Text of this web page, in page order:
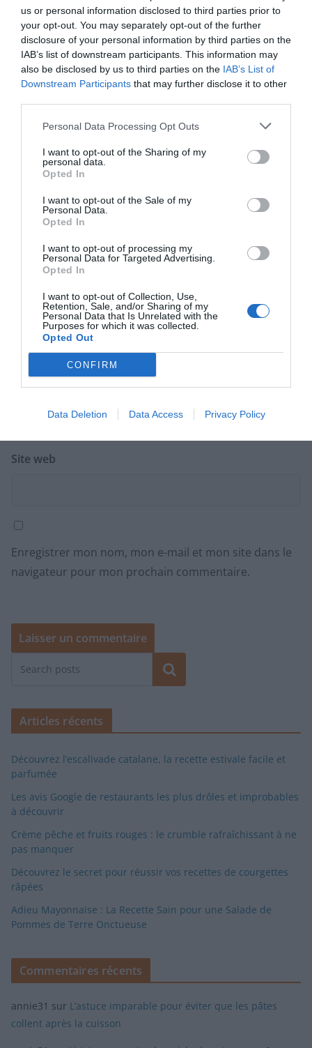
us or personal information disclosed to third parties prior to
your opt-out. You may separately opt-out of the further
disclosure of your personal information by third parties on the
IAB’s list of downstream participants. This information may
also be disclosed by us to third parties on the IAB’s List of
Downstream Participants that may further disclose it to other
Personal Data Processing Opt Outs
I want to opt-out of the Sharing of my
personal data.
Opted In
I want to opt-out of the Sale of my
Personal Data.
Opted In
I want to opt-out of processing my
Personal Data for Targeted Advertising.
Opted In
I want to opt-out of Collection, Use,
Retention, Sale, and/or Sharing of my
Personal Data that Is Unrelated with the
Purposes for which it was collected.
Opted Out
CONFIRM
Data Deletion Data Access Privacy Policy
Laisser un commentaire
Votre adresse e-mail ne sera pas publiée.Les champs
obligatoires sont indiqués avec
*
E-mail*
Site web
Enregistrer mon nom, mon e-mail et mon site dans le
navigateur pour mon prochain commentaire.
Rechercher
Articles récents
Découvrez l’escalivade catalane, la recette estivale facile et
parfumée
Les avis Google de restaurants les plus drôles et improbables
à découvrir
Crème pêche et fruits rouges : le crumble rafraîchissant à ne
pas manquer
Découvrez le secret pour réussir vos recettes de courgettes
râpées
Adieu Mayonnaise : La Recette Sain pour une Salade de
Pommes de Terre Onctueuse
Commentaires récents
annie31 sur L’astuce imparable pour éviter que les pâtes
collent après la cuisson